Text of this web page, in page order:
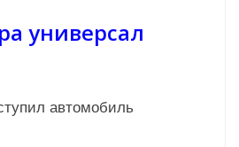
универсал
автомобиль